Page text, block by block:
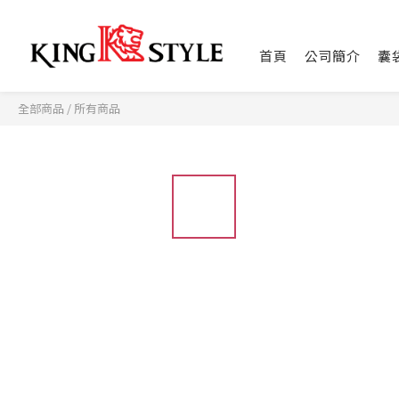
首頁 公司簡介 囊
全部商品 / 所有商品